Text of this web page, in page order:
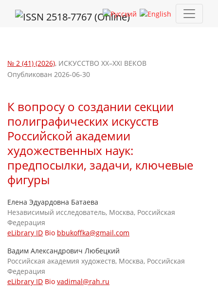
К вопросу о создании секции полиграфических искусств
№ 2 (41) (2026), ИСКУССТВО XX–XXI ВЕКОВ
К вопросу о создании секции
полиграфических искусств
Российской академии
художественных наук:
предпосылки, задачи, ключевые
фигуры
Опубликован 2026-06-30
Елена Эдуардовна Батаева
Независимый исследователь, Москва, Российская
Федерация
eLibrary ID Bio bbukoffka@gmail.com
Вадим Александрович Любецкий
Российская академия художеств, Москва, Российская
Федерация
eLibrary ID Bio vadimal@rah.ru